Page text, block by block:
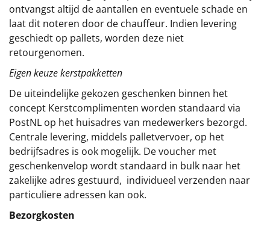
ontvangst altijd de aantallen en eventuele schade en
laat dit noteren door de chauffeur. Indien levering
geschiedt op pallets, worden deze niet
retourgenomen.
Eigen keuze kerstpakketten
De uiteindelijke gekozen geschenken binnen het
concept Kerstcomplimenten worden standaard via
PostNL op het huisadres van medewerkers bezorgd.
Centrale levering, middels palletvervoer, op het
bedrijfsadres is ook mogelijk. De voucher met
geschenkenvelop wordt standaard in bulk naar het
zakelijke adres gestuurd, individueel verzenden naar
particuliere adressen kan ook.
Bezorgkosten